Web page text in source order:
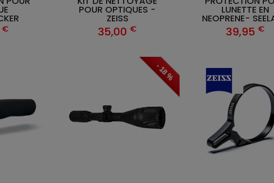
POUR OPTIQUES -
ZEISS
35,00 €
LUNETTE EN
NEOPRENE-
39,95 €
€
- 18 %